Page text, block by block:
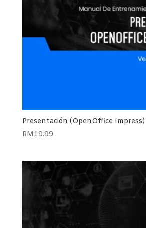
Presentación (OpenOffice Impress)
RM19.99